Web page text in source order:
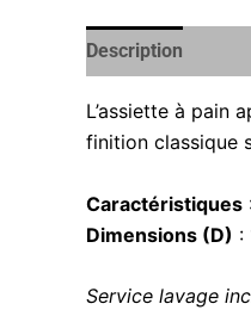
Description
L’assiette à pain
finition classique
Caractéristiques
Dimensions (D) :
Service lavage